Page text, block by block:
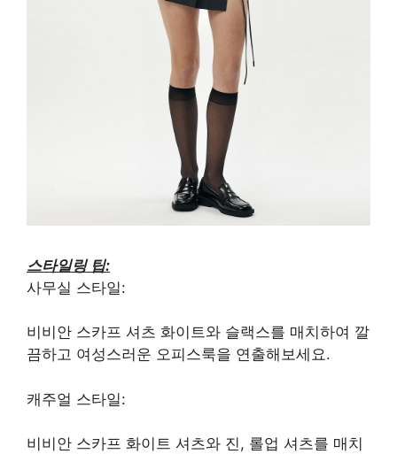
스타일링 팁:
사무실 스타일:
비비안 스카프 셔츠 화이트와 슬랙스를 매치하여 깔
끔하고 여성스러운 오피스룩을 연출해보세요.
캐주얼 스타일:
비비안 스카프 화이트 셔츠와 진, 롤업 셔츠를 매치